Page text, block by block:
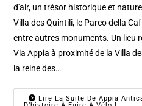
d'air, un trésor historique et
Villa des Quintili, le Parco della
entre autres monuments. Un lieu
Via Appia à proximité de la Villa
la reine des…
Lire La Suite De Appia